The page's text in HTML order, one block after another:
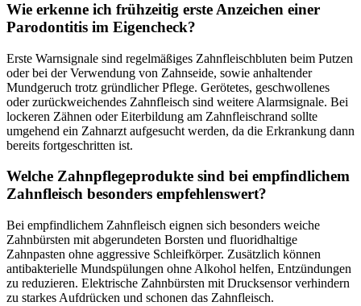
Wie erkenne ich frühzeitig erste Anzeichen einer
Parodontitis im Eigencheck?
Erste Warnsignale sind regelmäßiges Zahnfleischbluten beim Putzen
oder bei der Verwendung von Zahnseide, sowie anhaltender
Mundgeruch trotz gründlicher Pflege. Gerötetes, geschwollenes
oder zurückweichendes Zahnfleisch sind weitere Alarmsignale. Bei
lockeren Zähnen oder Eiterbildung am Zahnfleischrand sollte
umgehend ein Zahnarzt aufgesucht werden, da die Erkrankung dann
bereits fortgeschritten ist.
Welche Zahnpflegeprodukte sind bei empfindlichem
Zahnfleisch besonders empfehlenswert?
Bei empfindlichem Zahnfleisch eignen sich besonders weiche
Zahnbürsten mit abgerundeten Borsten und fluoridhaltige
Zahnpasten ohne aggressive Schleifkörper. Zusätzlich können
antibakterielle Mundspülungen ohne Alkohol helfen, Entzündungen
zu reduzieren. Elektrische Zahnbürsten mit Drucksensor verhindern
zu starkes Aufdrücken und schonen das Zahnfleisch.